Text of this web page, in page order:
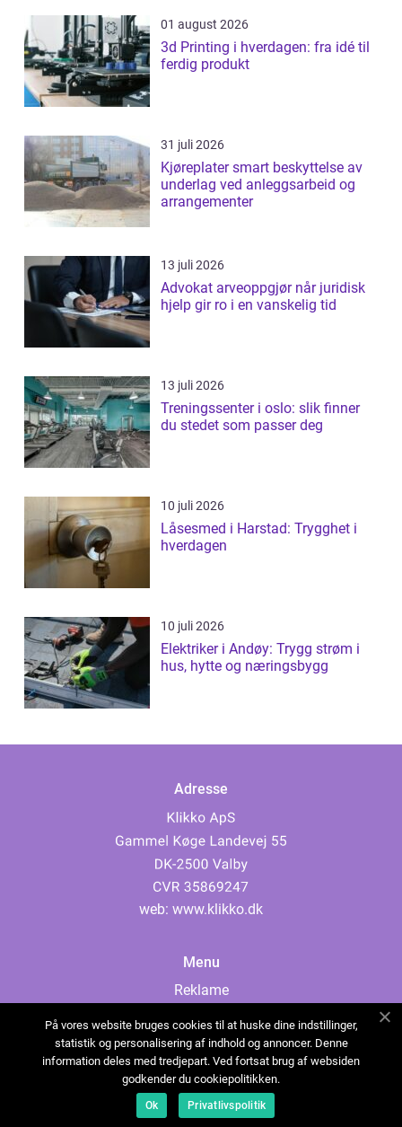
01 august 2026
3d Printing i hverdagen: fra idé til
ferdig produkt
31 juli 2026
Kjøreplater smart beskyttelse av
underlag ved anleggsarbeid og
arrangementer
13 juli 2026
Advokat arveoppgjør når juridisk
hjelp gir ro i en vanskelig tid
13 juli 2026
Treningssenter i oslo: slik finner
du stedet som passer deg
10 juli 2026
Låsesmed i Harstad: Trygghet i
hverdagen
10 juli 2026
Elektriker i Andøy: Trygg strøm i
hus, hytte og næringsbygg
Adresse
web: www.klikko.dk
Menu
Reklame
Cookies
Kontakt Oss
Sitemap
På vores website bruges cookies til at huske dine indstillinger,
statistik og personalisering af indhold og annoncer. Denne
information deles med tredjepart. Ved fortsat brug af websiden
godkender du cookiepolitikken.
Ok Privatlivspolitik